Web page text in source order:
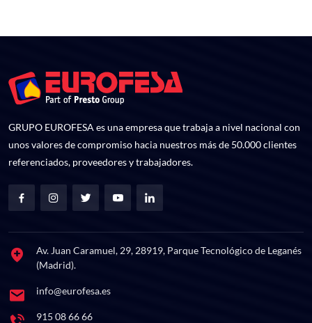
GRUPO EUROFESA es una empresa que trabaja a nivel nacional con
unos valores de compromiso hacia nuestros más de 50.000 clientes
referenciados, proveedores y trabajadores.
Av. Juan Caramuel, 29, 28919, Parque Tecnológico de Leganés
(Madrid).
info@eurofesa.es
915 08 66 66